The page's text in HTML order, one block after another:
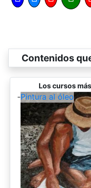
Contenidos
Los cursos
-Pintura al óleo